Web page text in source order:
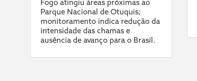
Fogo atingiu áreas próximas ao
Parque Nacional de Otuquis;
monitoramento indica redução da
intensidade das chamas e
ausência de avanço para o Brasil.